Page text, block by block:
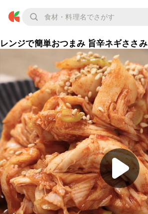
レンジで簡単おつまみ 旨辛ネギささみ